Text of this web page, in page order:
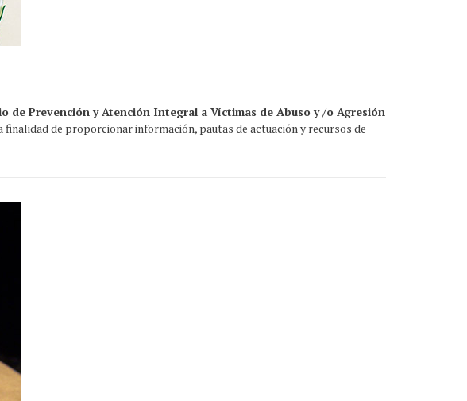
de Prevención y Atención Integral a Víctimas de Abuso y /o Agresión
finalidad de proporcionar información, pautas de actuación y recursos de